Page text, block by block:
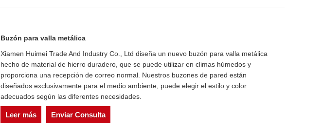
Buzón para valla metálica
Xiamen Huimei Trade And Industry Co., Ltd diseña un nuevo buzón para valla metálica
hecho de material de hierro duradero, que se puede utilizar en climas húmedos y
proporciona una recepción de correo normal. Nuestros buzones de pared están
diseñados exclusivamente para el medio ambiente, puede elegir el estilo y color
adecuados según las diferentes necesidades.
Leer más Enviar Consulta